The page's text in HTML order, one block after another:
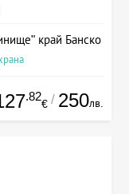
край Банско
.82
€ / 250лв.